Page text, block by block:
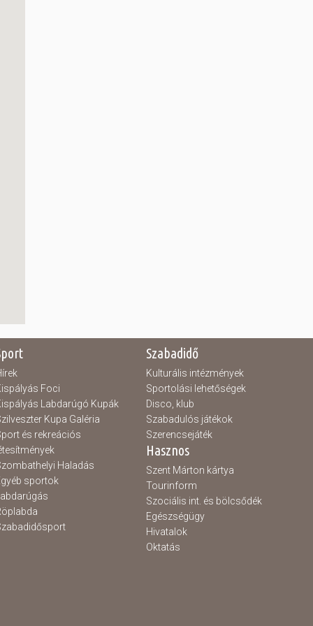
Foci
Labdarúgó Kupák
Kupa Galéria
és rekreációs
Haladás
sportok
Szabadidő
Kulturális intézmények
Sportolási lehetőségek
Disco, klub
Szabadulós játékok
Szerencsejáték
Hasznos
Szent Márton kártya
Tourinform
Szociális int. és bölcsődék
Egészségügy
Hivatalok
Oktatás